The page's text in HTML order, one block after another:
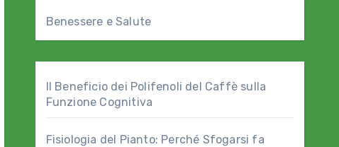
Benessere e Salute
Il Beneficio dei Polifenoli del Caffè sulla
Funzione Cognitiva
Fisiologia del Pianto: Perché Sfogarsi fa